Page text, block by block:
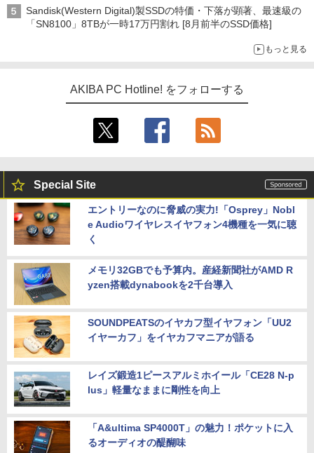
Sandisk(Western Digital)製SSDの特価・下落が顕著、最速級の
「SN8100」8TBが一時17万円割れ [8月前半のSSD価格]
もっと見る
AKIBA PC Hotline! をフォローする
Special Site
エントリーなのに脅威の実力!「Osprey」Nobl
e Audioワイヤレスイヤフォン4機種を一気に聴
く
メモリ32GBでも予算内。産経新聞社がAMD R
yzen搭載dynabookを2千台導入
SOUNDPEATSのイヤカフ型イヤフォン「UU2
イヤーカフ」をイヤカフマニアが語る
レイズ鍛造1ピースアルミホイール「CE28 N-p
lus」軽量なままに剛性を向上
「A&ultima SP4000T」の魅力！ポケットに入
るオーディオの醍醐味